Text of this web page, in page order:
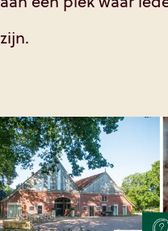
zijn.